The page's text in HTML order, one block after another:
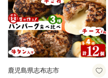
鹿児島県志布志市